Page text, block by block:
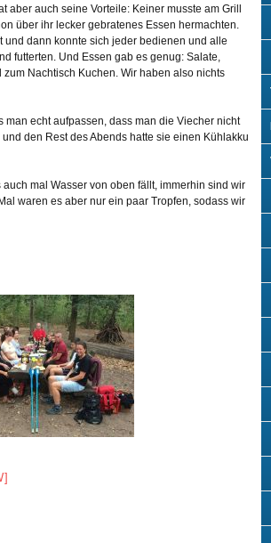
aber auch seine Vorteile: Keiner musste am Grill
über ihr lecker gebratenes Essen hermachten.
und dann konnte sich jeder bedienen und alle
futterten. Und Essen gab es genug: Salate,
Nachtisch Kuchen. Wir haben also nichts
echt aufpassen, dass man die Viecher nicht
den Rest des Abends hatte sie einen Kühlakku
mal Wasser von oben fällt, immerhin sind wir
waren es aber nur ein paar Tropfen, sodass wir